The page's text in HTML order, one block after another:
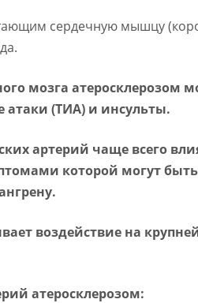
сердечную мышцу
мозга
(ТИА) и инсульты.
артерий чаще всего
которой могут
воздействие на
атеросклерозом: